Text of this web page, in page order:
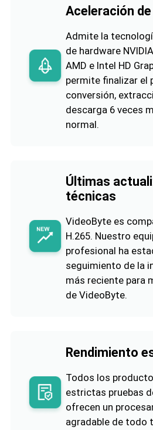
Aceleración de
Admite la
de hardware
AMD e Intel HD
permite finalizar el
conversión,
descarga 6 veces
normal.
Últimas
técnicas
VideoByte es
H.265. Nuestro
profesional ha
seguimiento de la
más reciente para
de VideoByte.
Rendimiento
Todos los
estrictas pruebas
ofrecen un
agradable de todo